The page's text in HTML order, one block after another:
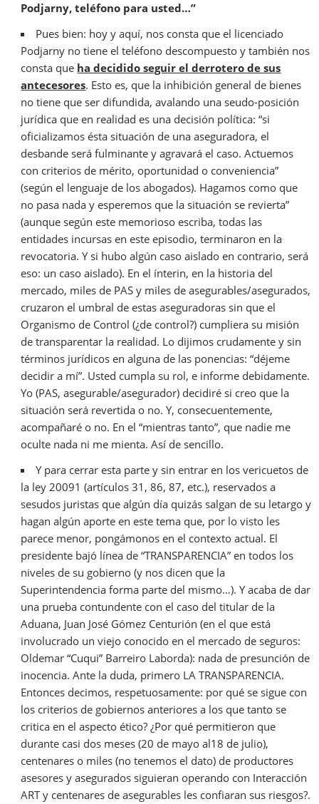
Podjarny, teléfono para usted…”
Pues bien: hoy y aquí, nos consta que el licenciado
Podjarny no tiene el teléfono descompuesto y también nos
consta que ha decidido seguir el derrotero de sus
antecesores. Esto es, que la inhibición general de bienes
no tiene que ser difundida, avalando una seudo-posición
jurídica que en realidad es una decisión política: “si
oficializamos ésta situación de una aseguradora, el
desbande será fulminante y agravará el caso. Actuemos
con criterios de mérito, oportunidad o conveniencia”
(según el lenguaje de los abogados). Hagamos como que
no pasa nada y esperemos que la situación se revierta”
(aunque según este memorioso escriba, todas las
entidades incursas en este episodio, terminaron en la
revocatoria. Y si hubo algún caso aislado en contrario, será
eso: un caso aislado). En el ínterin, en la historia del
mercado, miles de PAS y miles de asegurables/asegurados,
cruzaron el umbral de estas aseguradoras sin que el
Organismo de Control (¿de control?) cumpliera su misión
de transparentar la realidad. Lo dijimos crudamente y sin
términos jurídicos en alguna de las ponencias: “déjeme
decidir a mí”. Usted cumpla su rol, e informe debidamente.
Yo (PAS, asegurable/asegurador) decidiré si creo que la
situación será revertida o no. Y, consecuentemente,
acompañaré o no. En el “mientras tanto”, que nadie me
oculte nada ni me mienta. Así de sencillo.
Y para cerrar esta parte y sin entrar en los vericuetos de
la ley 20091 (artículos 31, 86, 87, etc.), reservados a
sesudos juristas que algún día quizás salgan de su letargo y
hagan algún aporte en este tema que, por lo visto les
parece menor, pongámonos en el contexto actual. El
presidente bajó línea de “TRANSPARENCIA” en todos los
niveles de su gobierno (y nos dicen que la
Superintendencia forma parte del mismo…). Y acaba de dar
una prueba contundente con el caso del titular de la
Aduana, Juan José Gómez Centurión (en el que está
involucrado un viejo conocido en el mercado de seguros:
Oldemar “Cuqui” Barreiro Laborda): nada de presunción de
inocencia. Ante la duda, primero LA TRANSPARENCIA.
Entonces decimos, respetuosamente: por qué se sigue con
los criterios de gobiernos anteriores a los que tanto se
critica en el aspecto ético? ¿Por qué permitieron que
durante casi dos meses (20 de mayo al18 de julio),
centenares o miles (no tenemos el dato) de productores
asesores y asegurados siguieran operando con Interacción
ART y centenares de asegurables les confiaran sus riesgos?.